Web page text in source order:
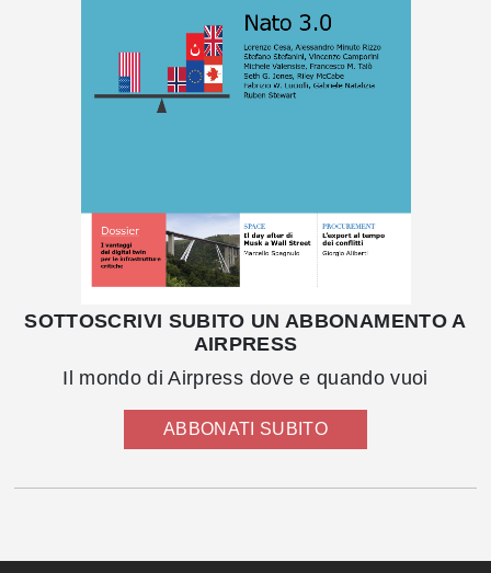
SOTTOSCRIVI SUBITO UN ABBONAMENTO A
AIRPRESS
Il mondo di Airpress dove e quando vuoi
ABBONATI SUBITO